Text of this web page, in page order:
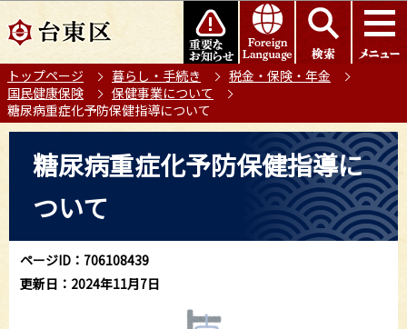
の
ー
ジ
の
このページの本文へ移動
トップページ 暮らし・手続き
税金・保険・年金
国民健康保険
保健事業について
糖尿病重症化予防保健指導について
ら
糖尿病重症化予防保健指導に
ついて
ページID：706108439
更新日：2024年11月7日